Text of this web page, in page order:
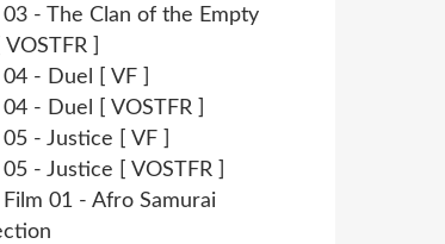
03 - The Clan of the Empty
]
- Duel [ VF ]
- Duel [ VOSTFR ]
- Justice [ VF ]
- Justice [ VOSTFR ]
Film 01 - Afro Samurai